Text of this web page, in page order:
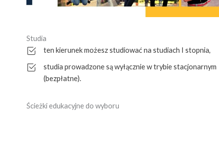
Studia
ten kierunek możesz studiować na studiach I stopnia,
studia prowadzone są wyłącznie w trybie stacjonarnym
(bezpłatne).
Ścieżki edukacyjne do wyboru